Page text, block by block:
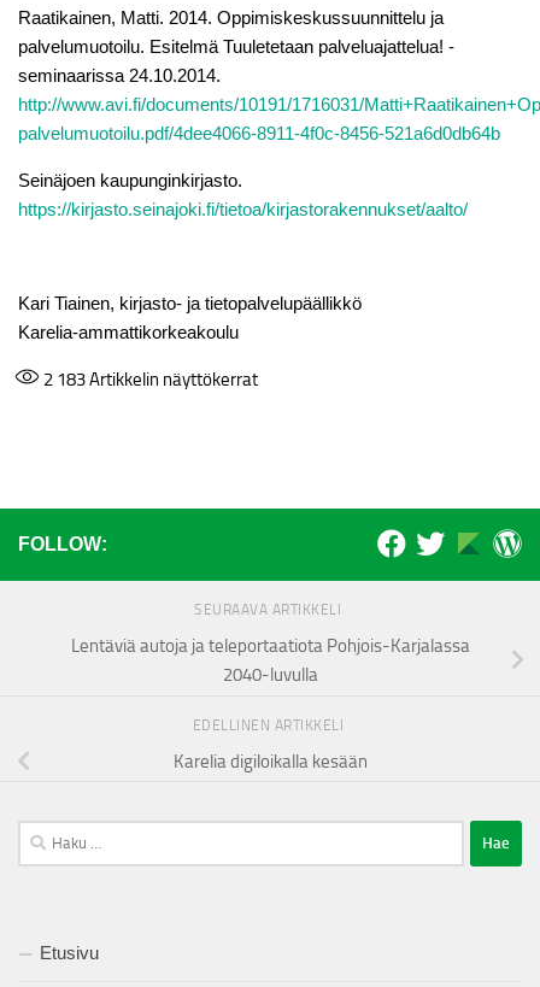
Raatikainen, Matti. 2014. Oppimiskeskussuunnittelu ja
palvelumuotoilu. Esitelmä Tuuletetaan palveluajattelua! -
seminaarissa 24.10.2014.
http://www.avi.fi/documents/10191/1716031/
palvelumuotoilu.pdf/4dee4066-8911-4f0c-8456-521a6d0db64b
Seinäjoen kaupunginkirjasto.
https://kirjasto.seinajoki.fi/tietoa/kirjastorakennukset/aalto/
Kari Tiainen, kirjasto- ja tietopalvelupäällikkö
Karelia-ammattikorkeakoulu
2 183Artikkelin näyttökerrat
FOLLOW:
SEURAAVA ARTIKKELI
Lentäviä autoja ja teleportaatiota Pohjois-Karjalassa
2040-luvulla
EDELLINEN ARTIKKELI
Karelia digiloikalla kesään
Haku:
Etusivu